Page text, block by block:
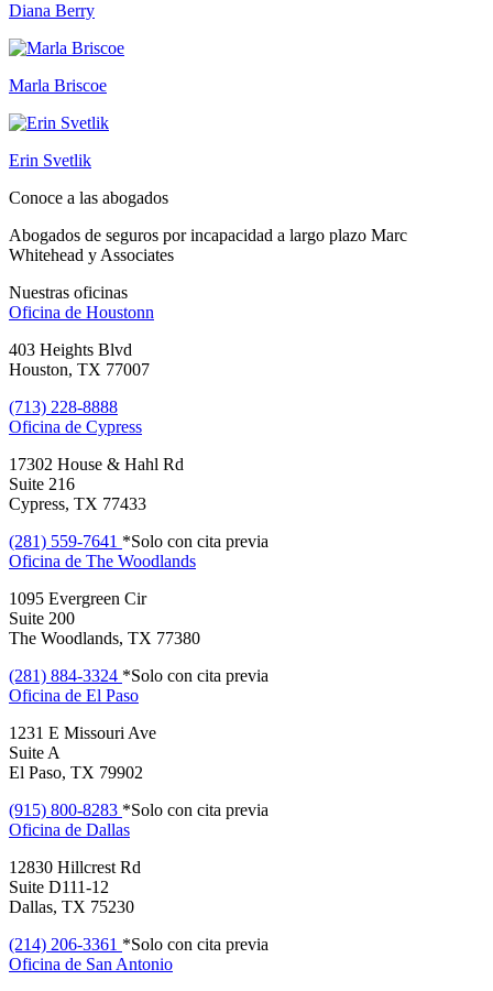
Diana Berry
Marla Briscoe
Erin Svetlik
Conoce a las abogados
Abogados de seguros por incapacidad a largo plazo Marc
Whitehead y Associates
Nuestras oficinas
Oficina de Houstonn
403 Heights Blvd
Houston, TX 77007
(713) 228-8888
Oficina de Cypress
17302 House & Hahl Rd
Suite 216
Cypress, TX 77433
(281) 559-7641 *Solo con cita previa
Oficina de The Woodlands
1095 Evergreen Cir
Suite 200
The Woodlands, TX 77380
(281) 884-3324 *Solo con cita previa
Oficina de El Paso
1231 E Missouri Ave
Suite A
El Paso, TX 79902
(915) 800-8283 *Solo con cita previa
Oficina de Dallas
12830 Hillcrest Rd
Suite D111-12
Dallas, TX 75230
(214) 206-3361 *Solo con cita previa
Oficina de San Antonio